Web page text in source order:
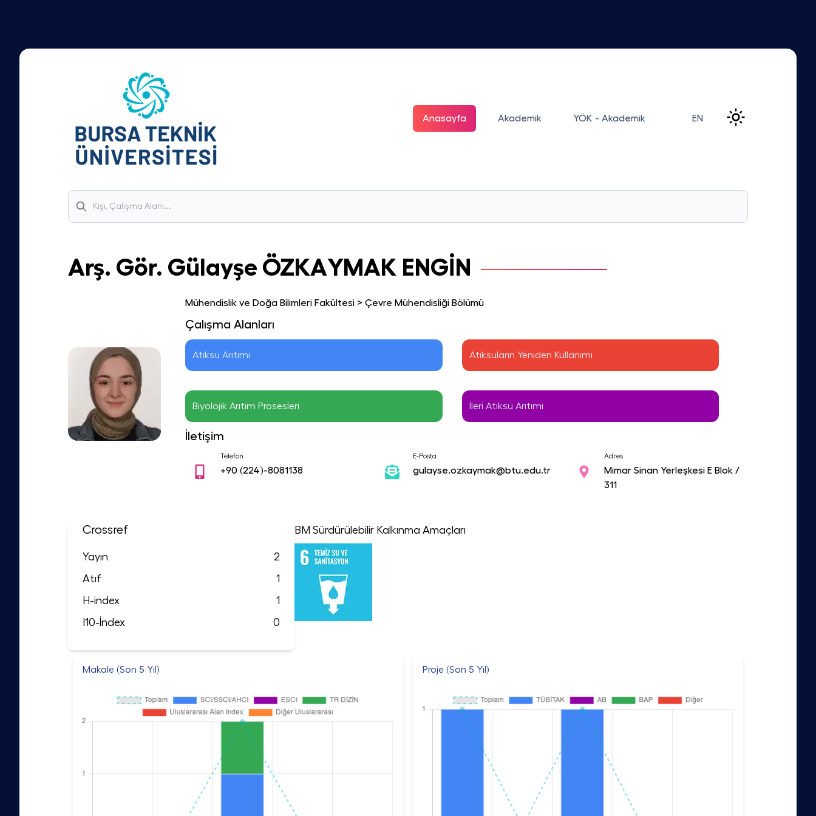
Anasayfa Akademik YÖK - Akademik EN
Arş. Gör. Gülayşe ÖZKAYMAK ENGİN
Mühendislik ve Doğa Bilimleri Fakültesi > Çevre Mühendisliği Bölümü
Çalışma Alanları
Atıksu Arıtımı Atıksuların Yeniden Kullanımı
Biyolojik Arıtım Prosesleri İleri Atıksu Arıtımı
İletişim
Telefon
+90(224)-8081138
E-Posta
gulayse.ozkaymak@btu.edu.tr
Adres
Mimar Sinan Yerleşkesi E Blok /
311
Crossref
Yayın
2
Atıf
1
H-index
1
I10-İndex
0
BM Sürdürülebilir Kalkınma Amaçları
Makale (Son 5 Yıl) Proje (Son 5 Yıl)